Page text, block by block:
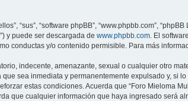
“sus”, “software phpBB”, “www.phpbb.com”,
y puede ser descargada de www.phpbb.com. El
conductas y/o contenido permisible. Para más
indecente, amenazante, sexual o cualquier otro
sea inmediata y permanentemente expulsado y, si
estas condiciones. Acuerda que “Foro Mieloma
que cualquier información que haya ingresado será